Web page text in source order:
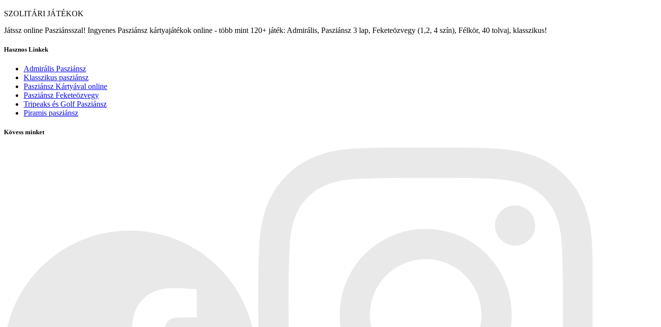
SZOLITÁRI JÁTÉKOK
Játssz online Pasziánsszal! Ingyenes Pasziánsz kártyajátékok online - több mint 120+ játék: Admirális, Pasziánsz 3 lap, Feketeözvegy (1,2, 4 szín), Félkör, 40 tolvaj, klasszikus!
Hasznos Linkek
Admirális Pasziánsz
Klasszikus pasziánsz
Pasziánsz Kártyával online
Pasziánsz Feketeözvegy
Tripeaks és Golf Pasziánsz
Piramis pasziánsz
Kövess minket